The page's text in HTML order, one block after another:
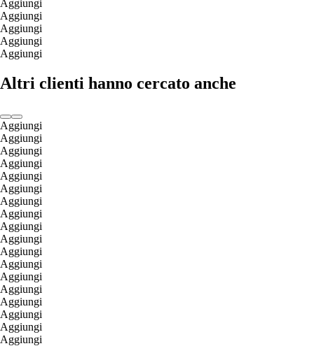
Aggiungi
Aggiungi
Aggiungi
Aggiungi
Aggiungi
Altri clienti hanno cercato anche
Aggiungi
Aggiungi
Aggiungi
Aggiungi
Aggiungi
Aggiungi
Aggiungi
Aggiungi
Aggiungi
Aggiungi
Aggiungi
Aggiungi
Aggiungi
Aggiungi
Aggiungi
Aggiungi
Aggiungi
Aggiungi